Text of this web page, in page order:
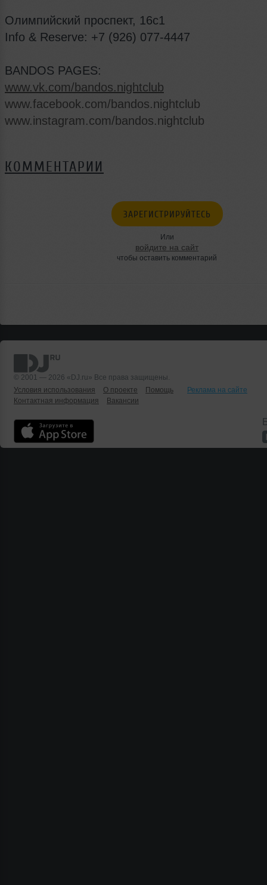
Олимпийский проспект, 16с1
Info & Reserve: +7 (926) 077-4447
BANDOS PAGES:
www.vk.com/bandos.nightclub
www.facebook.com/bandos.nightclub
www.instagram.com/bandos.nightclub
КОММЕНТАРИИ
ЗАРЕГИСТРИРУЙТЕСЬ
Или
войдите на сайт
чтобы оставить комментарий
© 2001 — 2026 «DJ.ru» Все права защищены.
Условия использования
О проекте Помощь
Реклама на сайте
Контактная информация
Вакансии